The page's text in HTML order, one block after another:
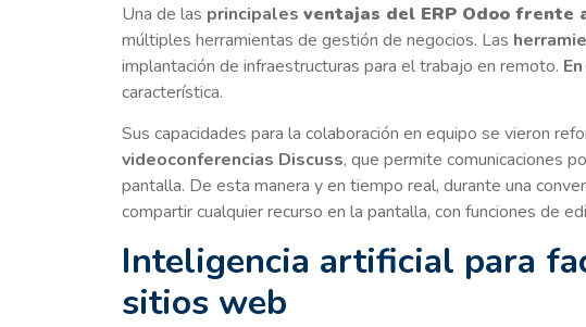
Una de las principales ventajas del ERP Odoo frente
múltiples herramientas de gestión de negocios. Las
implantación de infraestructuras para el trabajo en remoto.
característica.
Sus capacidades para la colaboración en equipo se vieron
videoconferencias Discuss, que permite comunicaciones
pantalla. De esta manera y en tiempo real, durante una
compartir cualquier recurso en la pantalla, con funciones de
Inteligencia artificial para
sitios web